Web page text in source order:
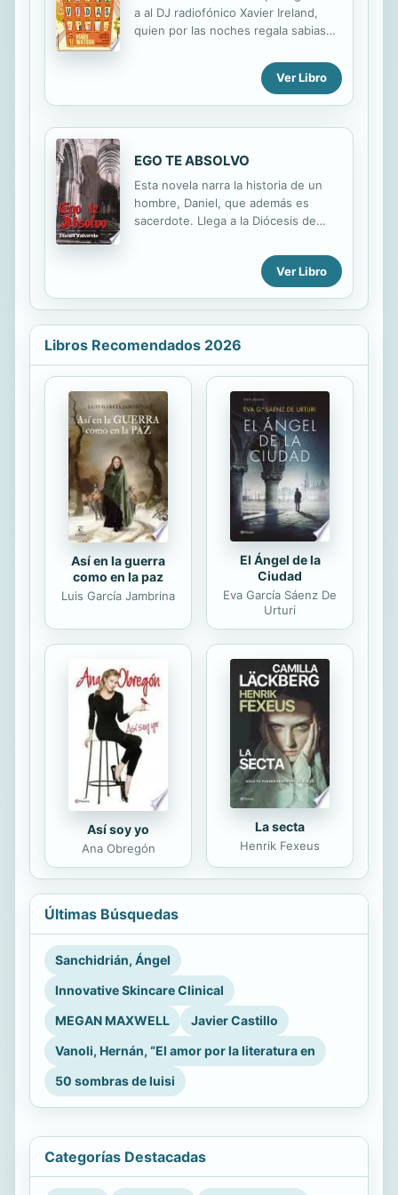
dramático desenlace. Amor y odio se
entremezclan en breves relatos que
sorprenderán y emocionarán al
nos rodea en todos los aspectos de
a al DJ radiofónico Xavier Ireland,
quien por las noches regala sabias
que por el día es un ser solitario
cuyo único amigo es el locutor que le
acompaña en su programa, bien...
Ver Libro
EGO TE ABSOLVO
Esta novela narra la historia de un
hombre, Daniel, que además es
sacerdote. Llega a la Diócesis de
del General Franco. Todo lo que
acontece en ese año 1975, así como
el clima sociocultural de la época y
los escenarios donde se localizan los
hechos, están tomados de la
realidad. Sin embargo, a la pregunta
de si existió o no el padre Daniel,
valga la omisión o que sea el propio
lector quien resuelva el enigma a su
antojo. Una historia que sorprende e
impacta, llegando a rozar el filo de la
navaja, por la puesta en escena de
graves pecados,...
Ver Libro
Libros Recomendados 2026
Así en la guerra
como en la paz
Luis García Jambrina
El Ángel de la
Ciudad
Eva García Sáenz De
Urturi
Así soy yo
Ana Obregón
La secta
Henrik Fexeus
Últimas Búsquedas
Sanchidrián, Ángel
Innovative Skincare Clinical
MEGAN MAXWELL
Javier Castillo
Vanoli, Hernán, “El amor por la literatura en
50 sombras de luisi
Categorías Destacadas